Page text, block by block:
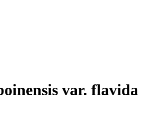
var. flavida